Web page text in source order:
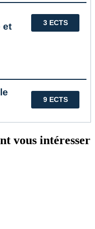
3 ECTS
et
9 ECTS
vous intéresser